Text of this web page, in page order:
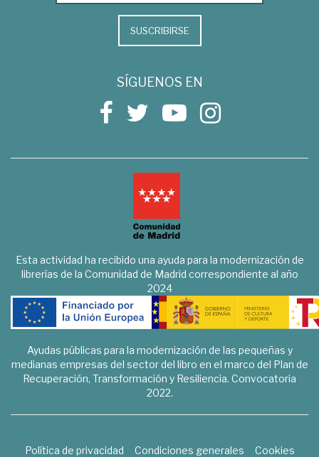
SUSCRIBIRSE
SÍGUENOS EN
Esta actividad ha recibido una ayuda para la modernización de
librerías de la Comunidad de Madrid correspondiente al año
2024
Ayudas públicas para la modernización de las pequeñas y
medianas empresas del sector del libro en el marco del Plan de
Recuperación, Transformación y Resiliencia. Convocatoria
2022.
Política de privacidad Condiciones generales
Cookies